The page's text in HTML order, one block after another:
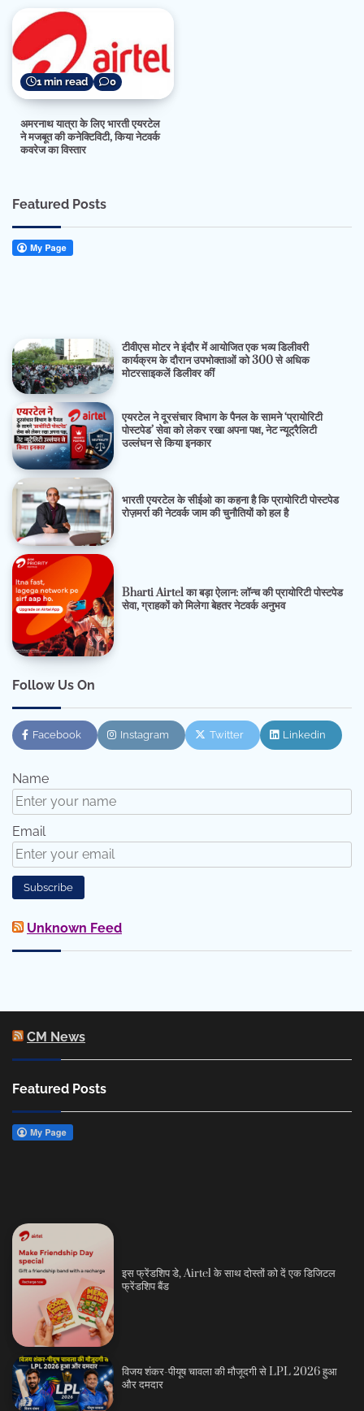
1 min read 0
अमरनाथ यात्रा के लिए भारती एयरटेल
ने मजबूत की कनेक्टिविटी, किया नेटवर्क
कवरेज का विस्तार
Featured Posts
टीवीएस मोटर ने इंदौर में आयोजित एक भव्य डिलीवरी
कार्यक्रम के दौरान उपभोक्ताओं को 300 से अधिक
मोटरसाइकलें डिलीवर कीं
एयरटेल ने दूरसंचार विभाग के पैनल के सामने ‘प्रायोरिटी
पोस्टपेड’ सेवा को लेकर रखा अपना पक्ष, नेट न्यूट्रैलिटी
उल्लंघन से किया इनकार
भारती एयरटेल के सीईओ का कहना है कि प्रायोरिटी पोस्टपेड
रोज़मर्रा की नेटवर्क जाम की चुनौतियों को हल है
Bharti Airtel का बड़ा ऐलान: लॉन्च की प्रायोरिटी पोस्टपेड
सेवा, ग्राहकों को मिलेगा बेहतर नेटवर्क अनुभव
Follow Us On
Facebook Instagram Twitter Linkedin
Name
Email
Unknown Feed
CM News
Featured Posts
इस फ्रेंडशिप डे, Airtel के साथ दोस्तों को दें एक डिजिटल
फ्रेंडशिप बैंड
विजय शंकर-पीयूष चावला की मौजूदगी से LPL 2026 हुआ
और दमदार